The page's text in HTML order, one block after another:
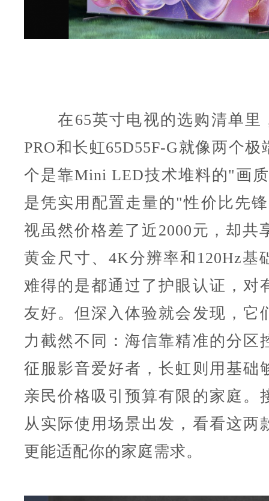
在65英寸电视的选购清单里
PRO和长虹65D55F-G就像两个
个是靠Mini LED技术堆料的"画
是凭实用配置走量的"性价比先
视虽然价格差了近2000元，却共
黄金尺寸、4K分辨率和120Hz基
难得的是都通过了护眼认证，对
友好。但深入体验就会发现，它
力截然不同：海信靠精准的分区
征服影音爱好者，长虹则用基础
亲民价格吸引预算有限的家庭。
从实际使用场景出发，看看这两
更能适配你的家庭需求。